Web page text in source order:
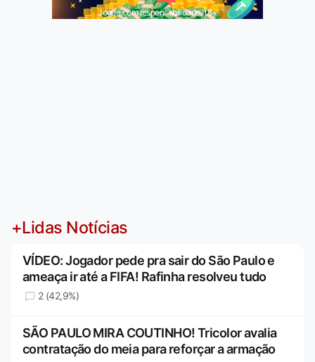
Jogue com responsabilidade. 18+
+Lidas Notícias
VÍDEO: Jogador pede pra sair do São Paulo e
ameaça ir até a FIFA! Rafinha resolveu tudo
2 (42,9%)
SÃO PAULO MIRA COUTINHO! Tricolor avalia
contratação do meia para reforçar a armação